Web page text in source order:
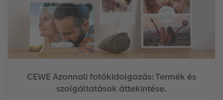
CEWE Azonnali fotókidolgozás: Termék és
szolgáltatások áttekintése.